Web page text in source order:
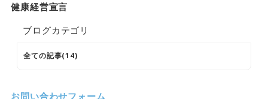
健康経営宣言
ブログカテゴリ
全ての記事(14)
お問い合わせフォーム